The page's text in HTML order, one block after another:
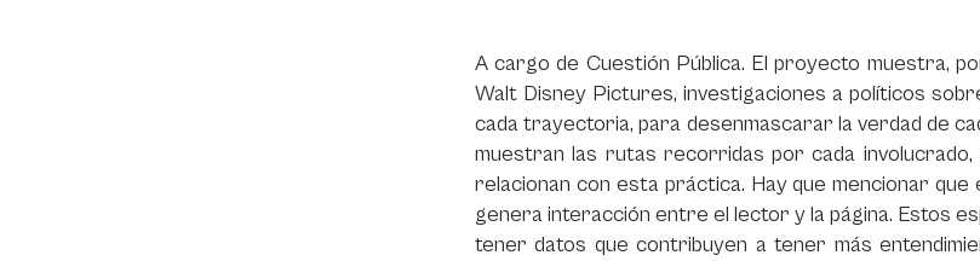
A cargo de Cuestión Pública. El proyecto muestra,
Walt Disney Pictures, investigaciones a políticos
cada trayectoria, para desenmascarar la verdad de
muestran las rutas recorridas por cada
relacionan con esta práctica. Hay que mencionar
genera interacción entre el lector y la página. Estos
tener datos que contribuyen a tener más